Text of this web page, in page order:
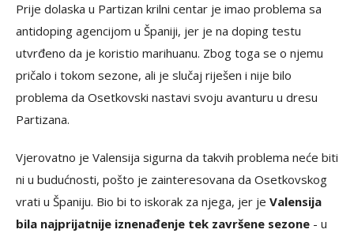
Prije dolaska u Partizan krilni centar je imao problema sa
antidoping agencijom u Španiji, jer je na doping testu
utvrđeno da je koristio marihuanu. Zbog toga se o njemu
pričalo i tokom sezone, ali je slučaj riješen i nije bilo
problema da Osetkovski nastavi svoju avanturu u dresu
Partizana.
Vjerovatno je Valensija sigurna da takvih problema neće biti
ni u budućnosti, pošto je zainteresovana da Osetkovskog
vrati u Španiju. Bio bi to iskorak za njega, jer je Valensija
bila najprijatnije iznenađenje tek završene sezone - u